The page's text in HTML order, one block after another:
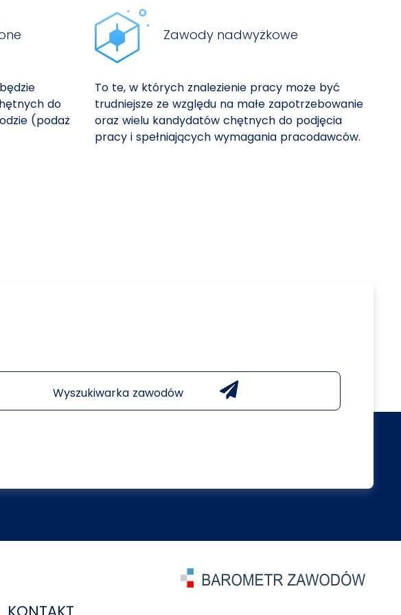
do
(podaż
Zawody nadwyżkowe
To te, w których znalezienie pracy może być
trudniejsze ze względu na małe zapotrzebowanie
oraz wielu kandydatów chętnych do podjęcia
pracy i spełniających wymagania pracodawców.
Wyszukiwarka zawodów
KONTAKT